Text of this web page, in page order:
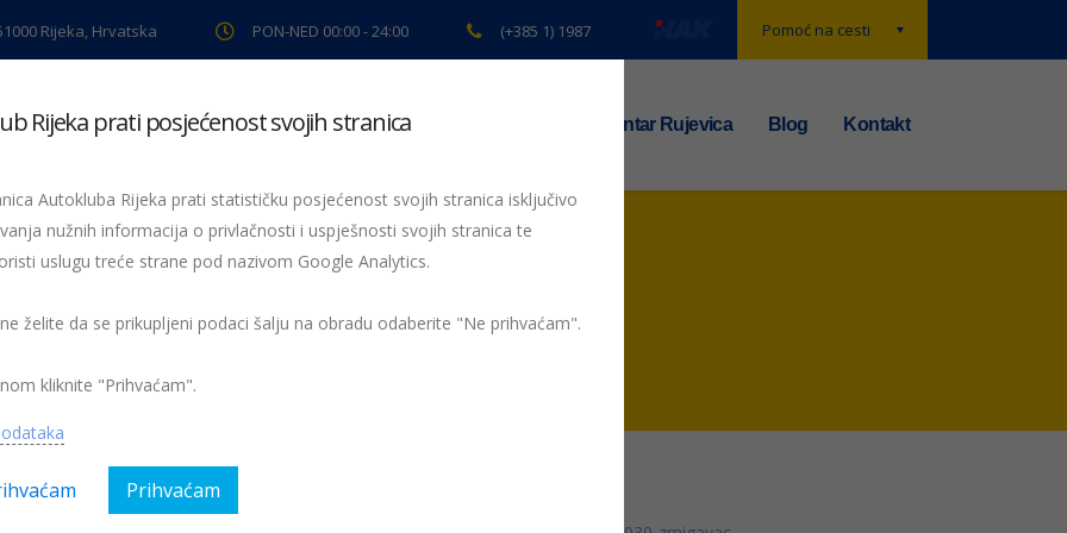
Pomoć na cesti
Rijeka, Hrvatska PON-NED 00:00 - 24:00 (+385 1) 1987
pregled Pomoć na cesti Servis Preventiva TS centar Rujevica Blog Kontakt
Žmigavac 30 030-zmigavac
Rijeka prati posjećenost svojih stranica
Autokluba Rijeka prati statističku posjećenost svojih stranica isključivo
nužnih informacija o privlačnosti i uspješnosti svojih stranica te
uslugu treće strane pod nazivom Google Analytics.
želite da se prikupljeni podaci šalju na obradu odaberite "Ne prihvaćam".
kliknite "Prihvaćam".
Prihvaćam